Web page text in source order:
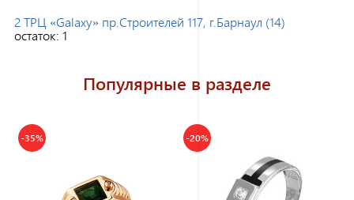
2 ТРЦ «Galaxy» пр.Строителей 117, г.Барнаул (14)
остаток: 1
Популярные в разделе
-35% -20%